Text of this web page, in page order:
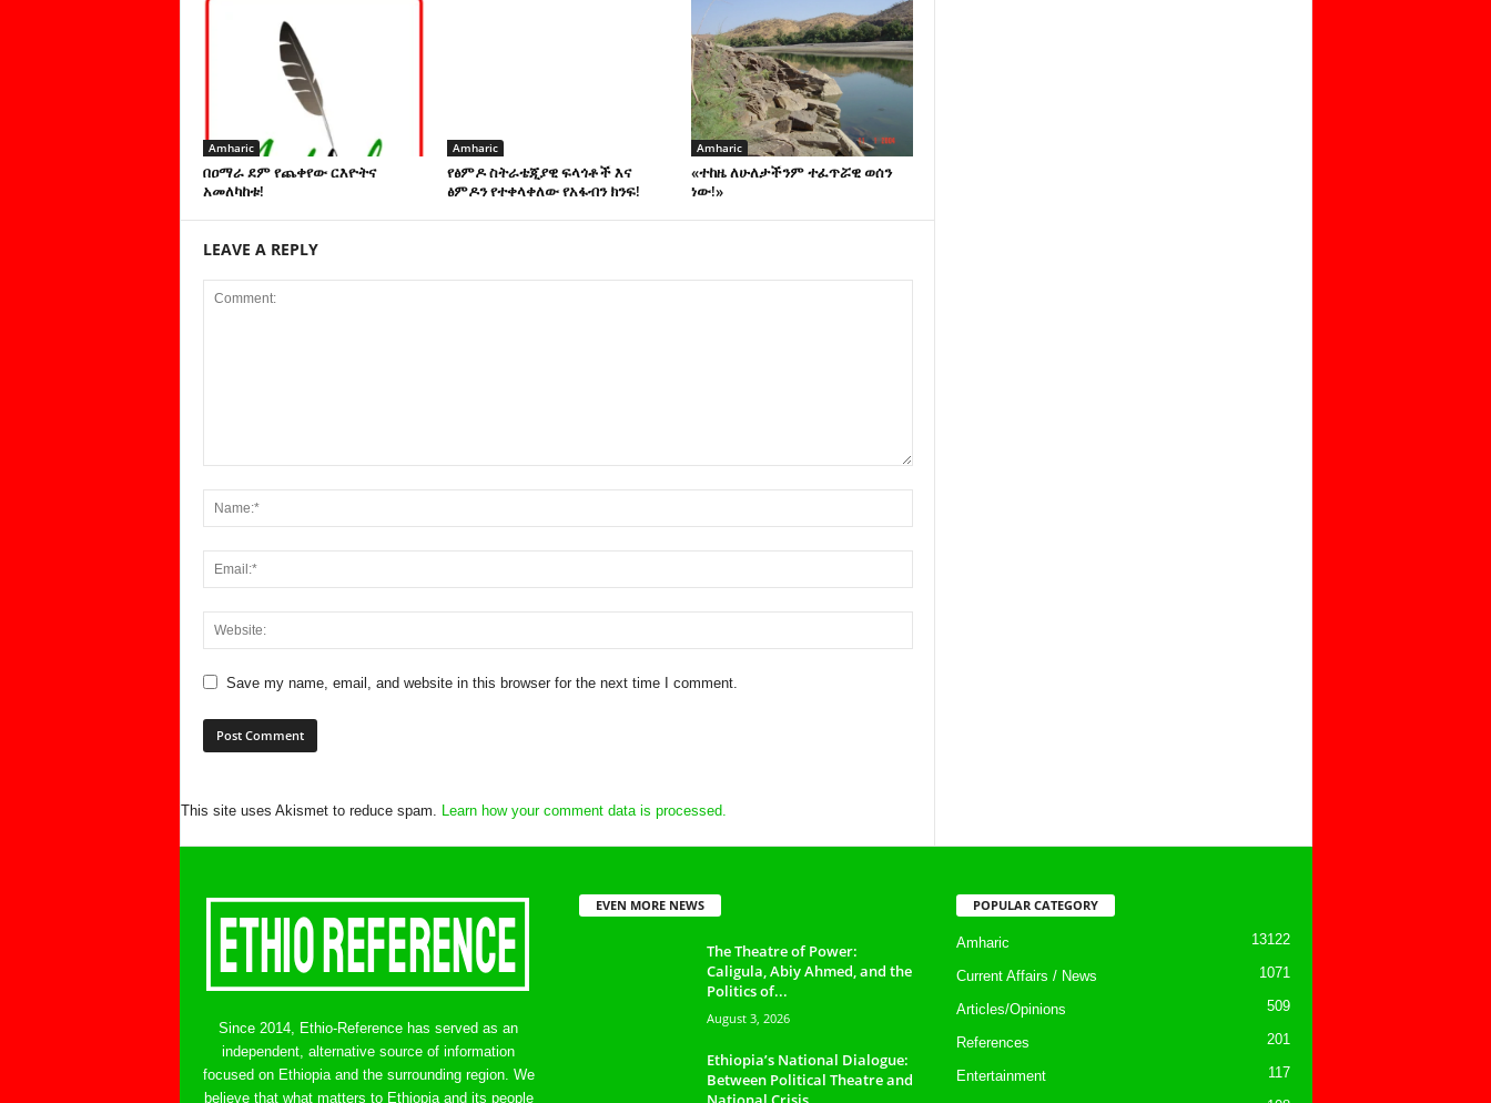
Amharic
በዐማራ ደም የጨቀየው ርእዮትና
አመለካከቱ!
Amharic
የፅምዶ ስትራቴጂያዊ ፍላጎቶች እና
ፅምዶን የተቀላቀለው የአፋብን ክንፍ!
Amharic
«ተከዜ ለሁለታችንም ተፈጥሯዊ ወሰን
ነው!»
LEAVE A REPLY
Save my name, email, and website in this browser for the next time I comment.
This site uses Akismet to reduce spam. Learn how your comment data is processed.
Since 2014, Ethio-Reference has served as an
independent, alternative source of information
focused on Ethiopia and the surrounding region. We
believe that what matters to Ethiopia and its people
EVEN MORE NEWS
The Theatre of Power:
Caligula, Abiy Ahmed, and the
Politics of...
August 3, 2026
Ethiopia’s National Dialogue:
Between Political Theatre and
POPULAR CATEGORY
Amharic 13122
Current Affairs / News 1071
Articles/Opinions 509
References 201
Entertainment 117